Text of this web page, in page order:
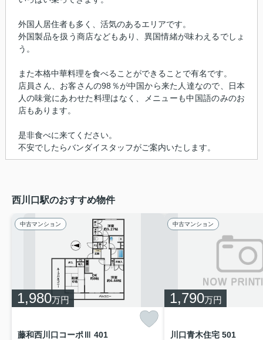
外国人居住者も多く、活気のあるエリアです。
外国製品を扱う商店などもあり、異国情緒が味わえるでしょ
う。
また本格中華料理を食べることができることで有名です。
店員さん、お客さんの98％が中国から来た人達なので、日本
人の味覚にあわせた料理はなく、メニューも中国語のみのお
店もあります。
是非食べに来てください。
不安でしたらバンダイスタッフがご案内いたします。
西川口駅のおすすめ物件
中古マンション
1,980万円
藤和西川口コーポⅢ 401
中古マンション
1,790万円
川口青木住宅 501